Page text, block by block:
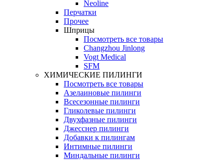
Neoline
Перчатки
Прочее
Шприцы
Посмотреть все товары
Changzhou Jinlong
Vogt Medical
SFM
ХИМИЧЕСКИЕ ПИЛИНГИ
Посмотреть все товары
Азелаиновые пилинги
Всесезонные пилинги
Гликолевые пилинги
Двухфазные пилинги
Джесснер пилинги
Добавки к пилингам
Интимные пилинги
Миндальные пилинги